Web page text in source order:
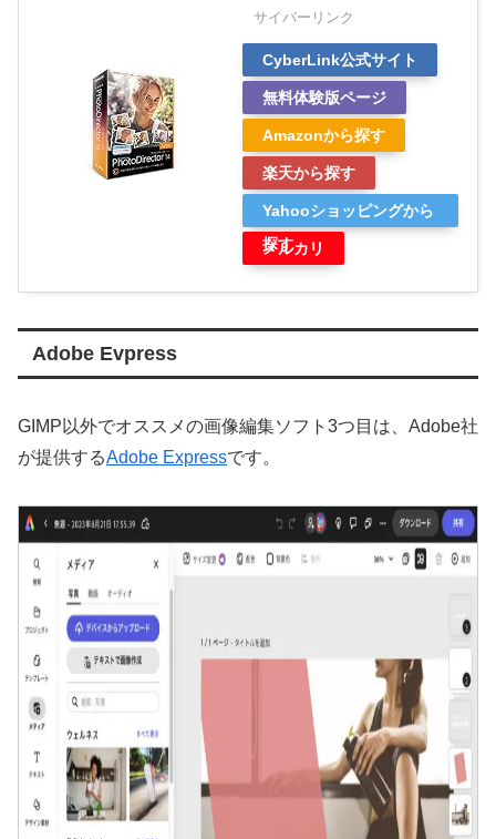
サイバーリンク
CyberLink公式サイト
無料体験版ページ
Amazonから探す
楽天から探す
Yahooショッピングから
探す
メルカリ
Adobe Evpress
GIMP以外でオススメの画像編集ソフト3つ目は、Adobe社
が提供するAdobe Expressです。